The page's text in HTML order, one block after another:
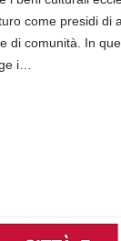
come presidi di
di comunità. In
i…